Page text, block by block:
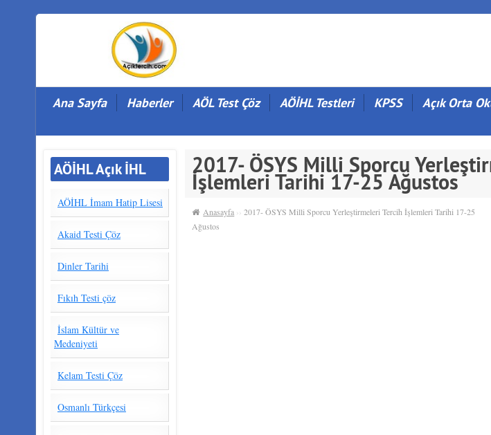
Ana Sayfa Haberler AÖL Test Çöz AÖİHL Testleri KPSS Açık Orta
AÖİHL Açık İHL
AÖİHL İmam Hatip Lisesi
Akaid Testi Çöz
Dinler Tarihi
Fıkıh Testi çöz
İslam Kültür ve
Medeniyeti
Kelam Testi Çöz
Osmanlı Türkçesi
2017- ÖSYS Milli Sporcu
İşlemleri Tarihi 17-25 Ağustos
Anasayfa ››2017- ÖSYS Milli Sporcu Yerleştirmeleri Tercih İşlemleri Tarihi 17-25
Ağustos